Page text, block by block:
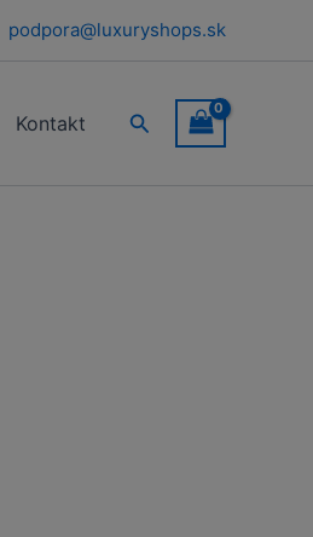
podpora@luxuryshops.sk
Kontakt Hľadať